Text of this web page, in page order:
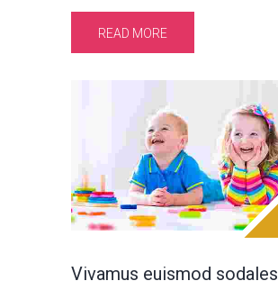
READ MORE
Vivamus euismod sodales